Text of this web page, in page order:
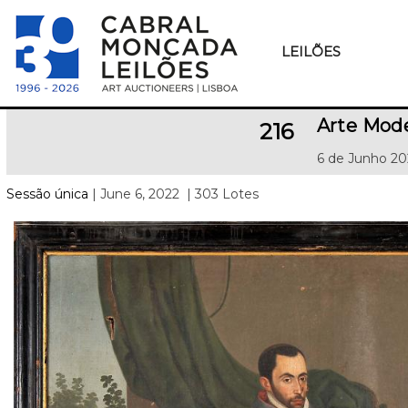
LEILÕES
216 Arte
6 de Junho
Sessão única | June 6, 2022 | 303 Lotes